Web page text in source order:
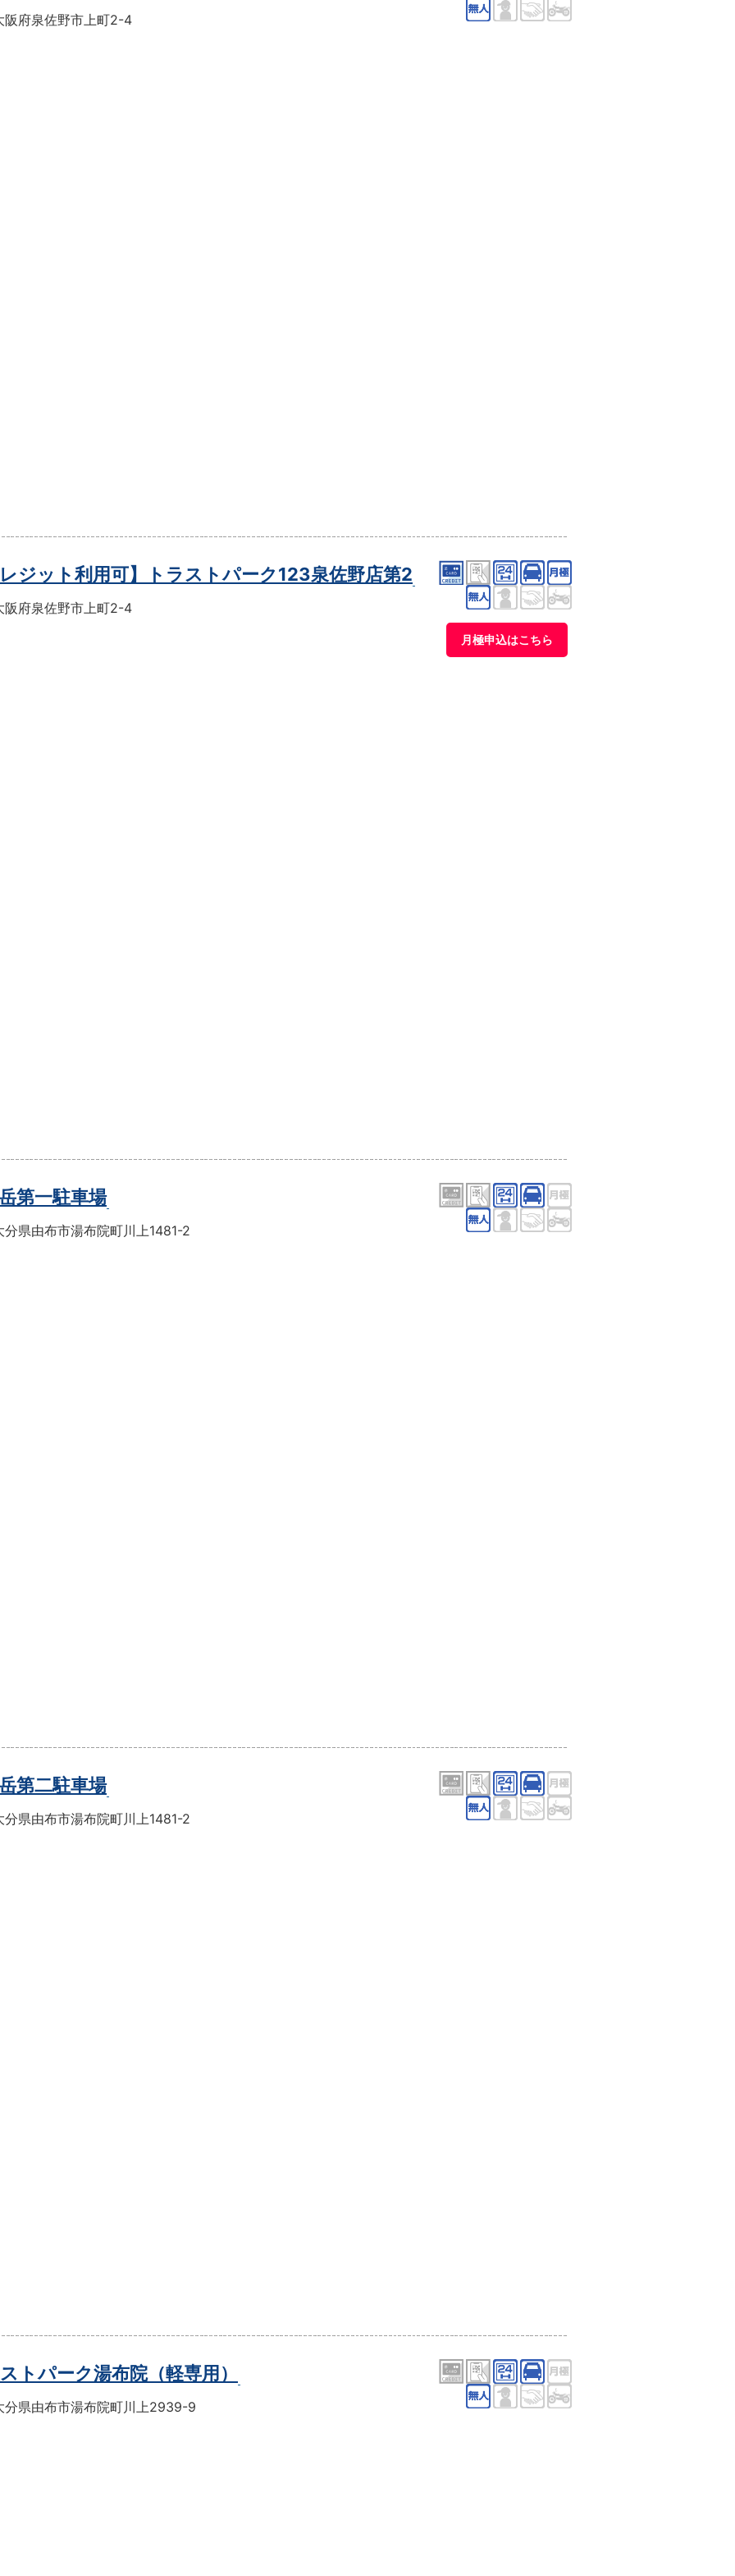
阪府泉佐野市上町2-4
レジット利用可】トラストパーク123泉佐野店第2
阪府泉佐野市上町2-4
月極申込はこちら
第一駐車場
分県由布市湯布院町川上1481-2
第二駐車場
分県由布市湯布院町川上1481-2
トパーク湯布院（軽専用）
分県由布市湯布院町川上2939-9